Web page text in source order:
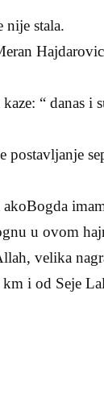
nije stala.
“ danas i
postavljanje
u ovom
velika
i od Seje